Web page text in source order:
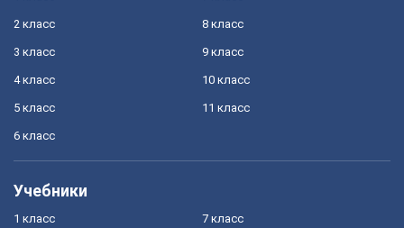
2 класс
3 класс
4 класс
5 класс
6 класс
8 класс
9 класс
10 класс
11 класс
Учебники
1 класс 7 класс